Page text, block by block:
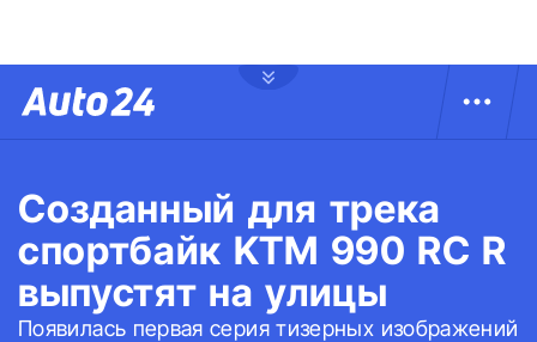
Созданный для трека
спортбайк KTM 990 RC R
выпустят на улицы
Появилась первая серия тизерных изображений